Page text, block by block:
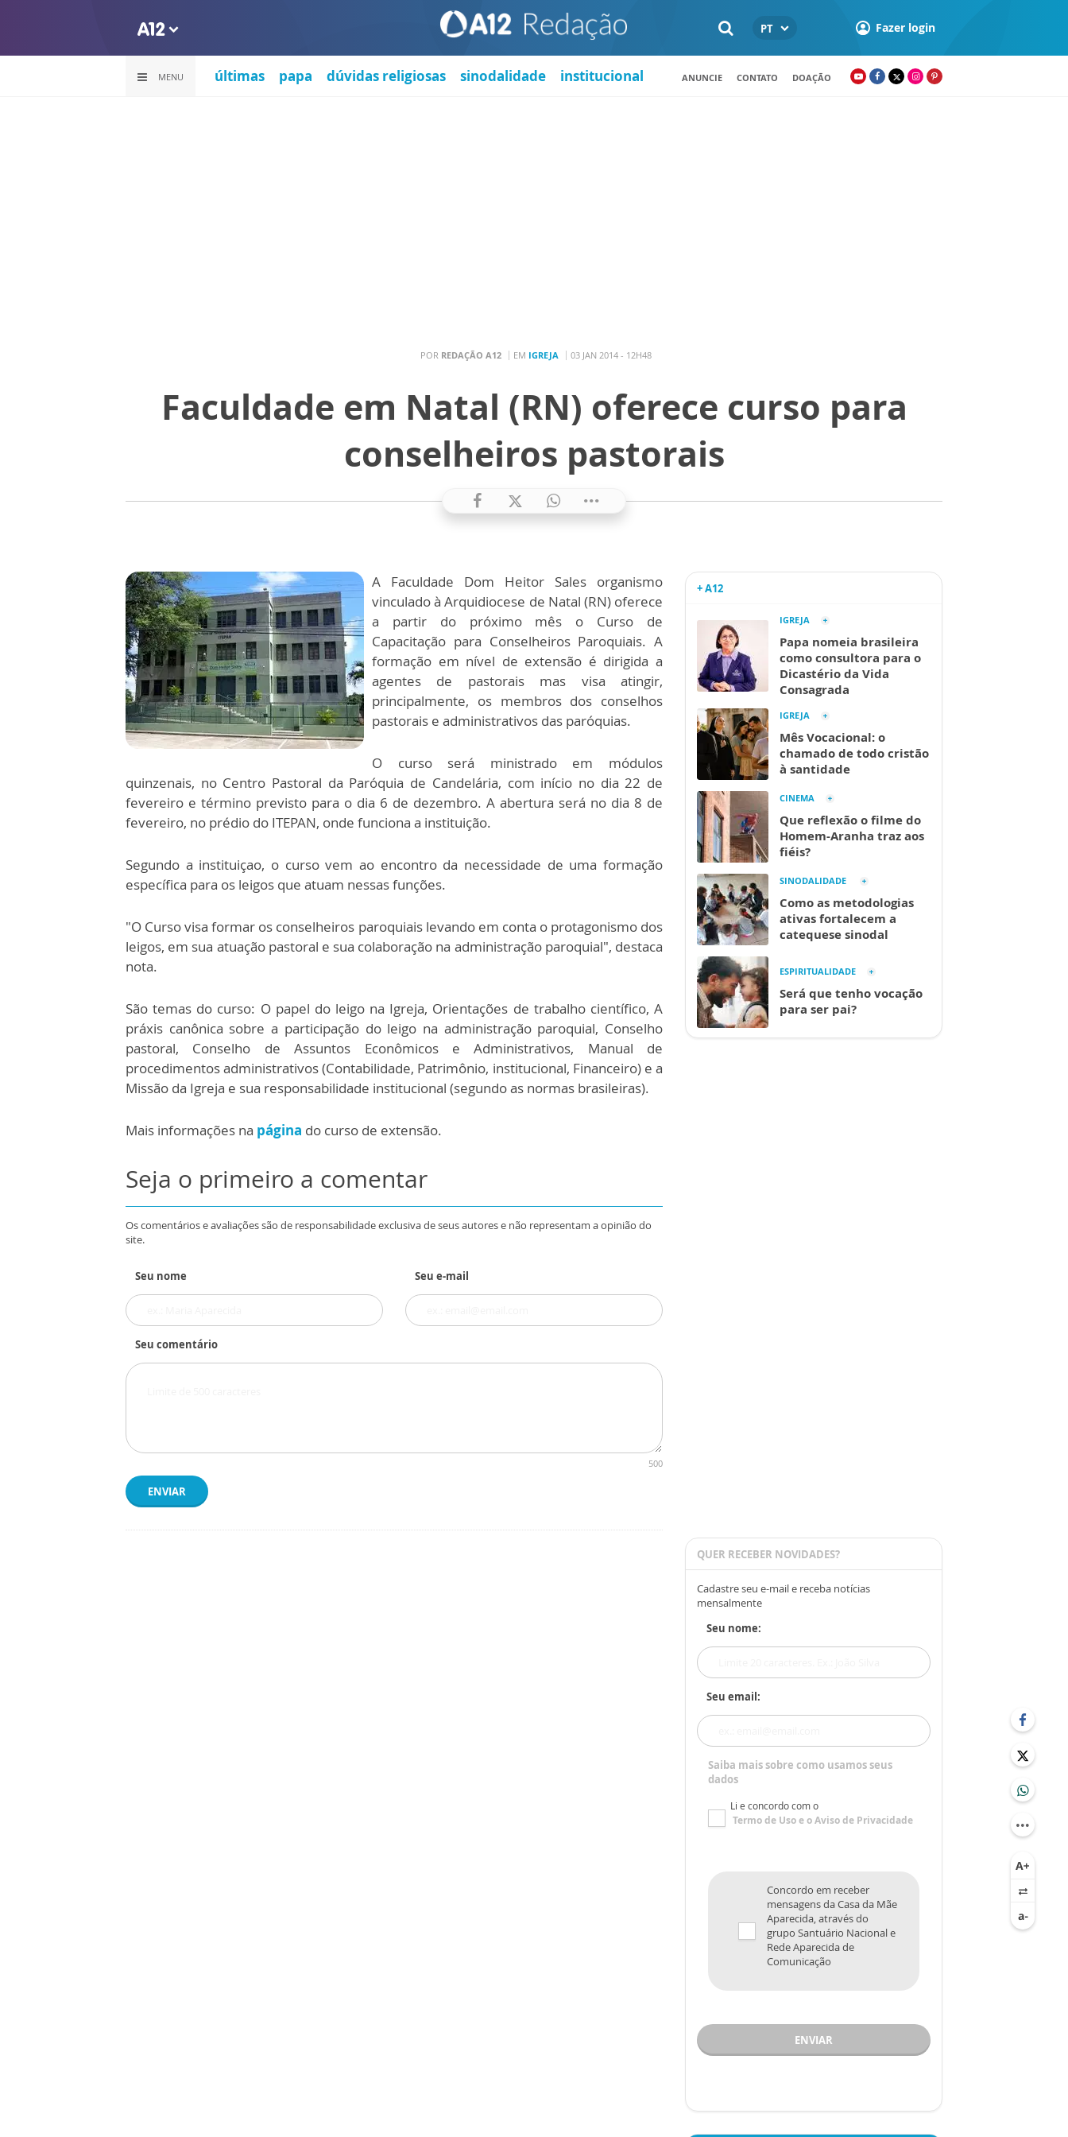
PT Fazer login
MENU últimas papa dúvidas religiosas sinodalidade institucional ANUNCIE CONTATO DOAÇÃO
POR REDAÇÃO A12 EM IGREJA 03 JAN 2014 - 12H48
Faculdade em Natal (RN) oferece curso para
conselheiros pastorais
A Faculdade Dom Heitor Sales organismo
vinculado à Arquidiocese de Natal (RN) oferece
a partir do próximo mês o Curso de
Capacitação para Conselheiros Paroquiais. A
formação em nível de extensão é dirigida a
agentes de pastorais mas visa atingir,
principalmente, os membros dos conselhos
pastorais e administrativos das paróquias.
O curso será ministrado em módulos
quinzenais, no Centro Pastoral da Paróquia de Candelária, com início no dia 22 de
fevereiro e término previsto para o dia 6 de dezembro. A abertura será no dia 8 de
fevereiro, no prédio do ITEPAN, onde funciona a instituição.
Segundo a instituiçao, o curso vem ao encontro da necessidade de uma formação
específica para os leigos que atuam nessas funções.
"O Curso visa formar os conselheiros paroquiais levando em conta o protagonismo dos
leigos, em sua atuação pastoral e sua colaboração na administração paroquial", destaca
nota.
São temas do curso: O papel do leigo na Igreja, Orientações de trabalho científico, A
práxis canônica sobre a participação do leigo na administração paroquial, Conselho
pastoral, Conselho de Assuntos Econômicos e Administrativos, Manual de
procedimentos administrativos (Contabilidade, Patrimônio, institucional, Financeiro) e a
Missão da Igreja e sua responsabilidade institucional (segundo as normas brasileiras).
Mais informações na página do curso de extensão.
Seja o primeiro a comentar
Os comentários e avaliações são de responsabilidade exclusiva de seus autores e não representam a opinião do
site.
Seu nome Seu e-mail
Seu comentário
500
ENVIAR
+ A12
IGREJA
Papa nomeia brasileira
como consultora para o
Dicastério da Vida
Consagrada
IGREJA
Mês Vocacional: o
chamado de todo cristão
à santidade
CINEMA
Que reflexão o filme do
Homem-Aranha traz aos
fiéis?
SINODALIDADE
Como as metodologias
ativas fortalecem a
catequese sinodal
ESPIRITUALIDADE
Será que tenho vocação
para ser pai?
QUER RECEBER NOVIDADES?
Cadastre seu e-mail e receba notícias
mensalmente
Seu nome:
Seu email:
Saiba mais sobre como usamos seus
dados
Li e concordo com o
Termo de Usoe oAviso de Privacidade
Concordo em receber
mensagens da Casa da Mãe
Aparecida, através do
grupo Santuário Nacional e
Rede Aparecida de
Comunicação
ENVIAR